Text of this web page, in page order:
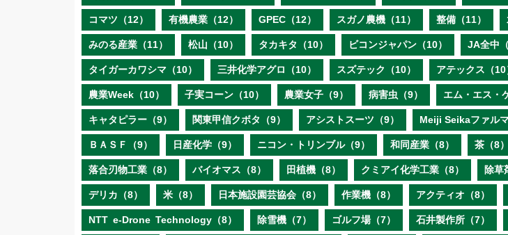
コマツ（12） 有機農業（12） GPEC（12） スガノ農機（11） 整備（11）
みのる産業（11） 松山（10） タカキタ（10） ビコンジャパン（10） JA全中（
タイガーカワシマ（10） 三井化学アグロ（10） スズテック（10） アテックス（10
農業Week（10） 子実コーン（10） 農業女子（9） 病害虫（9） エム・エス・
キャタピラー（9） 関東甲信クボタ（9） アシストスーツ（9） Meiji Seikaファルマ
ＢＡＳＦ（9） 日産化学（9） ニコン・トリンブル（9） 和同産業（8） 茶（8）
落合刃物工業（8） バイオマス（8） 田植機（8） クミアイ化学工業（8） 除草
デリカ（8） 米（8） 日本施設園芸協会（8） 作業機（8） アクティオ（8）
NTT e‐Drone Technology（8） 除雪機（7） ゴルフ場（7） 石井製作所（7）